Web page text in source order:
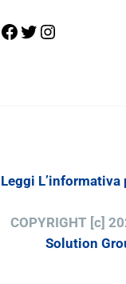
Facebook
Twitter
Instagram
Leggi L’informativa
COPYRIGHT [c]
Solution